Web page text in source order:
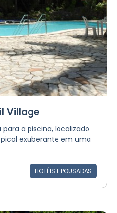
Village
a piscina, localizado
exuberante em uma
HOTÉIS E POUSADAS